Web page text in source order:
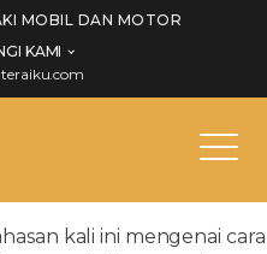
MOBIL DAN MOTOR
KAMI
kali ini mengenai cara